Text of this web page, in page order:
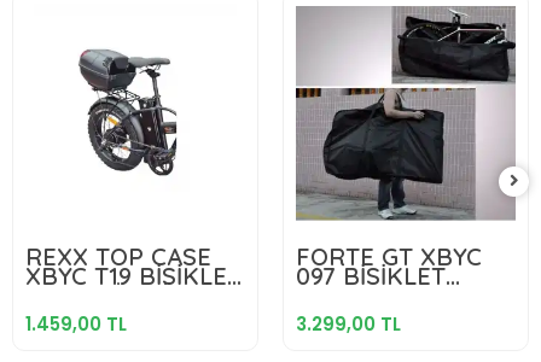
REXX TOP CASE
XBYC T19 BİSİKLET
BAGAJ ÜSTÜ
PLASTİK ÇANTA
SİYAH
1.459,00 TL
Sepete Ekle
FORTE GT XBYC
097 BİSİKLET
TAŞIMA ÇANTASI
SİYAH
3.299,00 TL
Sepete Ekle